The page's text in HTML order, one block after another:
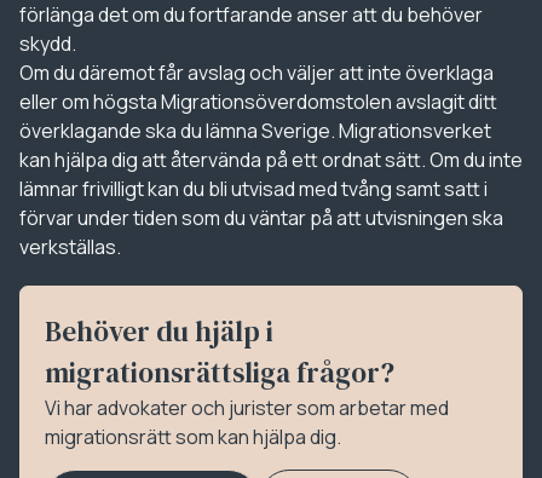
förlänga det om du fortfarande anser att du behöver
skydd.
Om du däremot får avslag och väljer att inte överklaga
eller om högsta Migrationsöverdomstolen avslagit ditt
överklagande ska du lämna Sverige. Migrationsverket
kan hjälpa dig att återvända på ett ordnat sätt. Om du inte
lämnar frivilligt kan du bli utvisad med tvång samt satt i
förvar under tiden som du väntar på att utvisningen ska
verkställas.
Behöver du hjälp i
migrationsrättsliga frågor?
Vi har advokater och jurister som arbetar med
migrationsrätt som kan hjälpa dig.